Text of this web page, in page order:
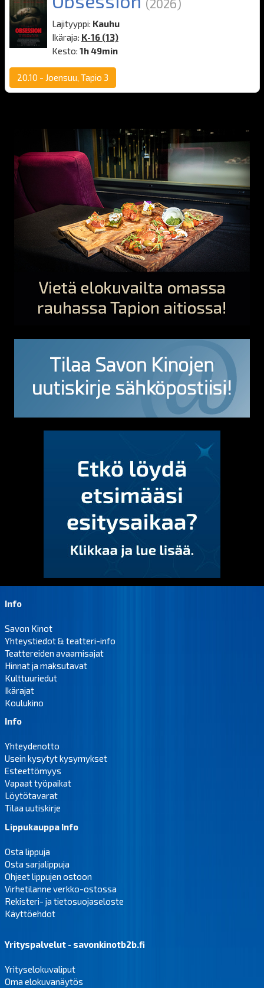
(2026)
Lajityyppi: Kauhu
Ikäraja: K-16 (13)
Kesto: 1h 49min
20.10 - Joensuu, Tapio 3
Info
Savon Kinot
Yhteystiedot & teatteri-info
Teattereiden avaamisajat
Hinnat ja maksutavat
Kulttuuriedut
Ikärajat
Koulukino
Info
Yhteydenotto
Usein kysytyt kysymykset
Esteettömyys
Vapaat työpaikat
Löytötavarat
Tilaa uutiskirje
Lippukauppa Info
Osta lippuja
Osta sarjalippuja
Ohjeet lippujen ostoon
Virhetilanne verkko-ostossa
Rekisteri- ja tietosuojaseloste
Käyttöehdot
Yrityspalvelut - savonkinotb2b.fi
Yrityselokuvaliput
Oma elokuvanäytös